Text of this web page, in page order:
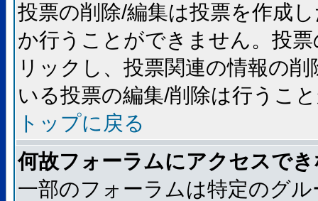
投票の削除/編集は投票を作成
か行うことができません。投
リックし、投票関連の情報の
いる投票の編集/削除は行うこ
トップに戻る
何故フォーラムにアクセスで
一部のフォーラムは特定のグ